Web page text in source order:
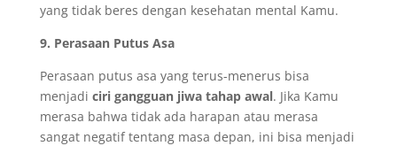
yang tidak beres dengan kesehatan mental Kamu.
9. Perasaan Putus Asa
Perasaan putus asa yang terus-menerus bisa
menjadi ciri gangguan jiwa tahap awal. Jika Kamu
merasa bahwa tidak ada harapan atau merasa
sangat negatif tentang masa depan, ini bisa menjadi